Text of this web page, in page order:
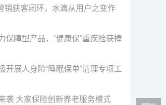
销获客闭环，水滴从用户之变作
保障型产品，“健康保”重疾险获捧
开展人身险“睡眠保单”清理专项工
袭 大家保险创新养老服务模式